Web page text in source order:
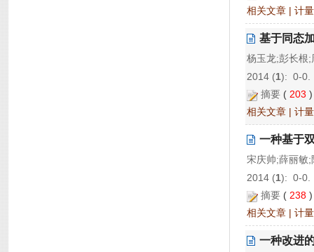
相关文章 | 计
基于同态
杨玉龙;彭长根;
2014 (1): 0-0.
摘要 ( 203
相关文章 | 计
一种基于
宋庆帅;薛丽敏;
2014 (1): 0-0.
摘要 ( 238
相关文章 | 计
一种改进